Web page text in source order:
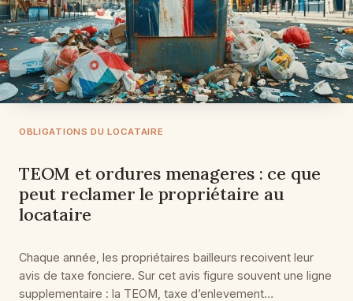
OBLIGATIONS DU LOCATAIRE
TEOM et ordures menageres : ce que
peut reclamer le propriétaire au
locataire
Chaque année, les propriétaires bailleurs recoivent leur
avis de taxe fonciere. Sur cet avis figure souvent une ligne
supplementaire : la TEOM, taxe d’enlevement…